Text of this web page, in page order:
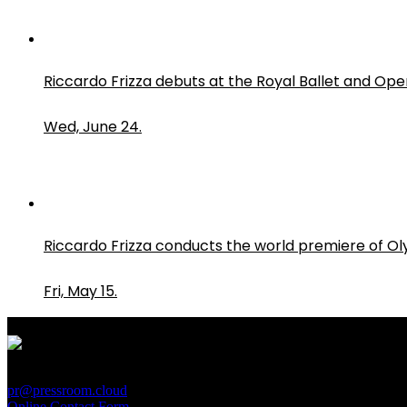
Riccardo Frizza debuts at the Royal Ballet and
Wed, June 24.
Riccardo Frizza conducts the world premiere of
Fri, May 15.
pr@pressroom.cloud